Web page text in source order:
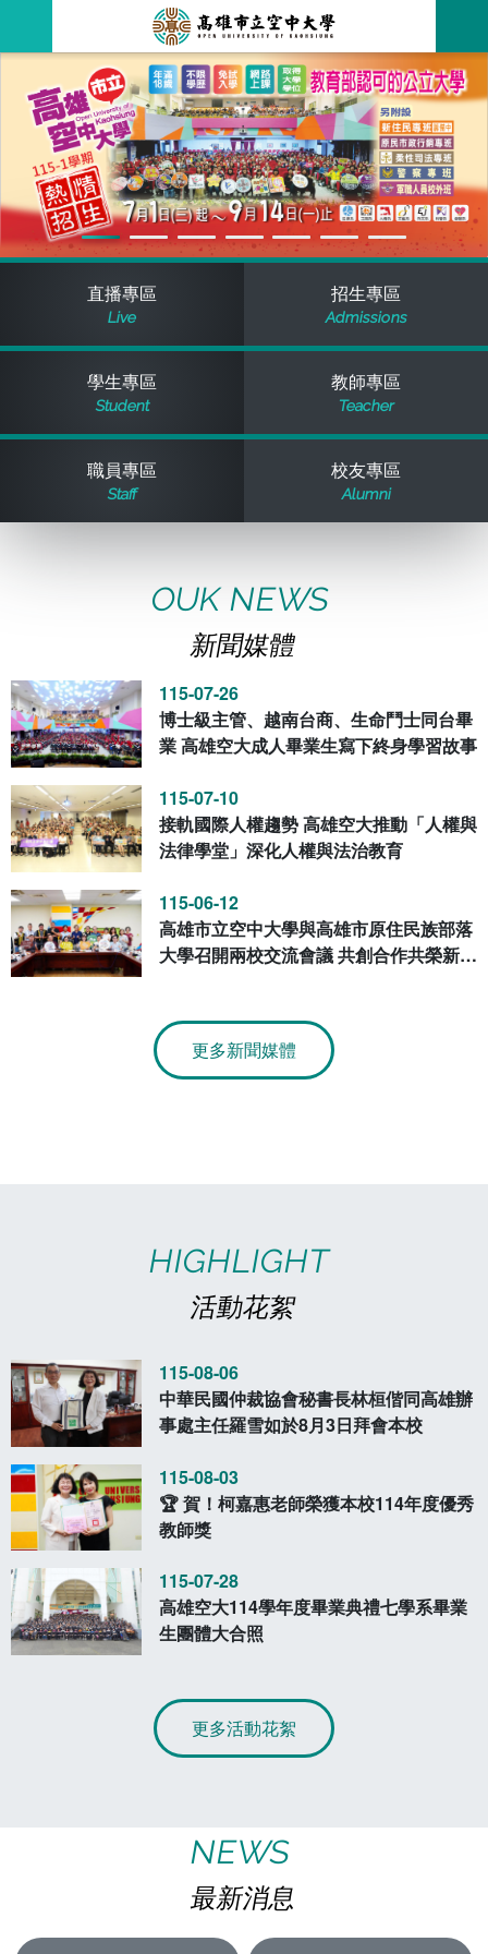
最新消息
全部公告
教務公告
學系公告
活動研習
招標徵才
歷史訊息
報名系統
線上報名
線上報名查詢
關於本校
空大簡介
立案證明
空大有利的學習條件
組織架構
環境設備
本校位置
資訊圖像化專區
校內分機(pdf)
活動花絮
行政單位
行政單位簡介
教務處註冊組
教務處課務組
研發處
秘書處事務組
秘書處出納組
秘書處文書組
教學媒體處
學術單位
通識教育中心
工商管理學系
法律學系
文化藝術學系
科技管理學系
健康管理與促進學系
其他好站
國內外開放課程
資訊相關法規
招生資訊
新生報名
在學資訊
網路選課
網路教學 3.0 (111-2學期啟用)
校園行事曆
資訊服務線上報修系統
消耗品申請
會計預警及請購系統
教室‧會議室預約系統
線上報修最新消息
法令規章
書表下載
政府公開資訊
常見問答
意見信箱
各單位意見信箱
直播專區
Live
招生專區
Admissions
學生專區
Student
教師專區
Teacher
職員專區
Staff
校友專區
Alumni
OUK NEWS
新聞媒體
115-07-26
博士級主管、越南台商、生命鬥士同台畢
業 高雄空大成人畢業生寫下終身學習故事
115-07-10
接軌國際人權趨勢 高雄空大推動「人權與
法律學堂」深化人權與法治教育
115-06-12
高雄市立空中大學與高雄市原住民族部落
大學召開兩校交流會議 共創合作共榮新篇
更多新聞媒體
HIGHLIGHT
活動花絮
115-08-06
中華民國仲裁協會秘書長林桓偕同高雄辦
事處主任羅雪如於8月3日拜會本校
115-08-03
🏆 賀！柯嘉惠老師榮獲本校114年度優秀
教師獎
115-07-28
高雄空大114學年度畢業典禮七學系畢業
生團體大合照
更多活動花絮
NEWS
最新消息